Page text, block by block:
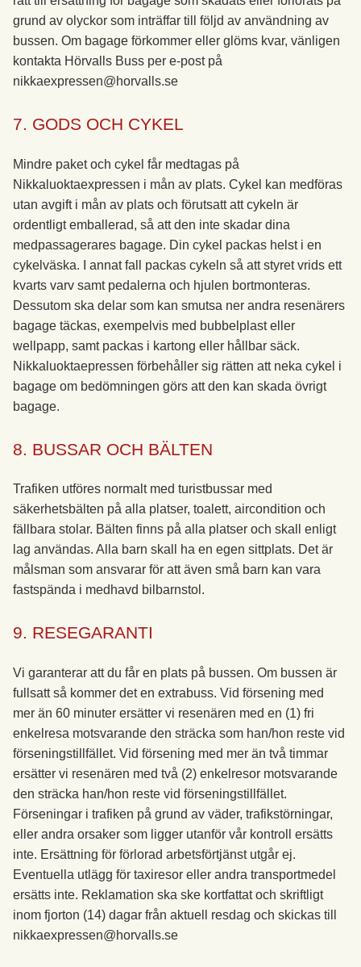
grund av olyckor som inträffar till följd av användning av
bussen. Om bagage förkommer eller glöms kvar, vänligen
kontakta Hörvalls Buss per e-post på
nikkaexpressen@horvalls.se
7. GODS OCH CYKEL
Mindre paket och cykel får medtagas på
Nikkaluoktaexpressen i mån av plats. Cykel kan medföras
utan avgift i mån av plats och förutsatt att cykeln är
ordentligt emballerad, så att den inte skadar dina
medpassagerares bagage. Din cykel packas helst i en
cykelväska. I annat fall packas cykeln så att styret vrids ett
kvarts varv samt pedalerna och hjulen bortmonteras.
Dessutom ska delar som kan smutsa ner andra resenärers
bagage täckas, exempelvis med bubbelplast eller
wellpapp, samt packas i kartong eller hållbar säck.
Nikkaluoktaepressen förbehåller sig rätten att neka cykel i
bagage om bedömningen görs att den kan skada övrigt
bagage.
8. BUSSAR OCH BÄLTEN
Trafiken utföres normalt med turistbussar med
säkerhetsbälten på alla platser, toalett, aircondition och
fällbara stolar. Bälten finns på alla platser och skall enligt
lag användas. Alla barn skall ha en egen sittplats. Det är
målsman som ansvarar för att även små barn kan vara
fastspända i medhavd bilbarnstol.
9. RESEGARANTI
Vi garanterar att du får en plats på bussen. Om bussen är
fullsatt så kommer det en extrabuss. Vid försening med
mer än 60 minuter ersätter vi resenären med en (1) fri
enkelresa motsvarande den sträcka som han/hon reste vid
förseningstillfället. Vid försening med mer än två timmar
ersätter vi resenären med två (2) enkelresor motsvarande
den sträcka han/hon reste vid förseningstillfället.
Förseningar i trafiken på grund av väder, trafikstörningar,
eller andra orsaker som ligger utanför vår kontroll ersätts
inte. Ersättning för förlorad arbetsförtjänst utgår ej.
Eventuella utlägg för taxiresor eller andra transportmedel
ersätts inte. Reklamation ska ske kortfattat och skriftligt
inom fjorton (14) dagar från aktuell resdag och skickas till
nikkaexpressen@horvalls.se